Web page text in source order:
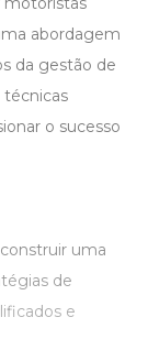
abordagem
da gestão de
técnicas
o sucesso
uma
de
e